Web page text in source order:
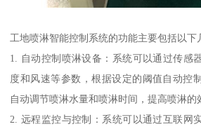
工地喷淋智能控制系统的功能主要包括以下
1. 自动控制喷淋设备：系统可以通过传感
度和风速等参数，根据设定的阈值自动控
自动调节喷淋水量和喷淋时间，提高喷淋的
2. 远程监控与控制：系统可以通过互联网